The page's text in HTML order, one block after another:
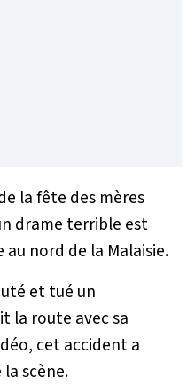
la fête des mères
drame terrible est
nord de la Malaisie.
et tué un
la route avec sa
cet accident a
scène.